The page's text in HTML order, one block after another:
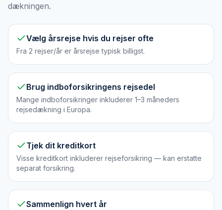
dækningen.
Vælg årsrejse hvis du rejser ofte
Fra 2 rejser/år er årsrejse typisk billigst.
Brug indboforsikringens rejsedel
Mange indboforsikringer inkluderer 1–3 måneders
rejsedækning i Europa.
Tjek dit kreditkort
Visse kreditkort inkluderer rejseforsikring — kan erstatte
separat forsikring.
Sammenlign hvert år